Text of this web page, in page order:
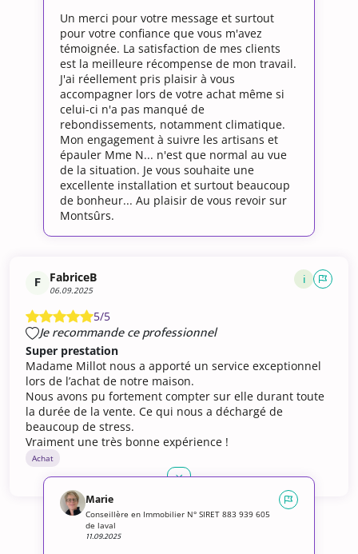
Un merci pour votre message et surtout
pour votre confiance que vous m'avez
témoignée. La satisfaction de mes clients
est la meilleure récompense de mon travail.
J'ai réellement pris plaisir à vous
accompagner lors de votre achat même si
celui-ci n'a pas manqué de
rebondissements, notamment climatique.
Mon engagement à suivre les artisans et
épauler Mme N... n'est que normal au vue
de la situation. Je vous souhaite une
excellente installation et surtout beaucoup
de bonheur... Au plaisir de vous revoir sur
Montsûrs.
F FabriceB
06.09.2025
i
5/5
Je recommande ce professionnel
Super prestation
Madame Millot nous a apporté un service exceptionnel
lors de l’achat de notre maison.
Nous avons pu fortement compter sur elle durant toute
la durée de la vente. Ce qui nous a déchargé de
beaucoup de stress.
Vraiment une très bonne expérience !
Achat
Marie
Conseillère en Immobilier N° SIRET 883 939 605
de laval
11.09.2025